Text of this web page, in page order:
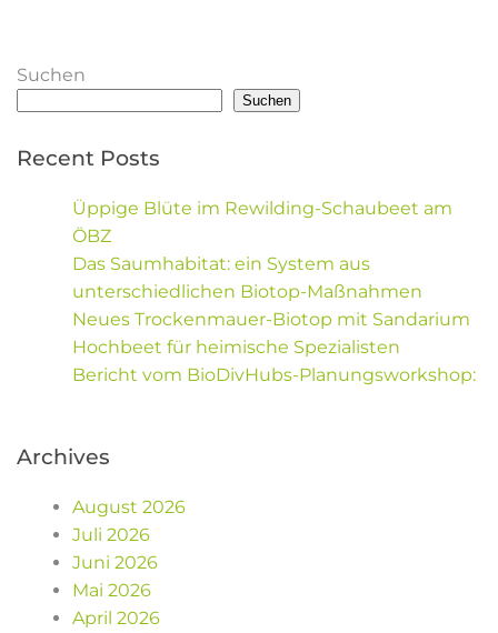
Obergiesing https://maps.app.goo.gl/dmLvCxgHnkF8rHgz6
Handschuhe/Arbeitskleidung/Kopfbedeckung mitbringen
Für Getränke und Snacks wird gesorgt!
Ansprechperson: andreas.schultz@stwm.de
Suchen
Suchen
Recent Posts
Üppige Blüte im Rewilding-Schaubeet am
ÖBZ
Das Saumhabitat: ein System aus
unterschiedlichen Biotop-Maßnahmen
Neues Trockenmauer-Biotop mit Sandarium
Hochbeet für heimische Spezialisten
Bericht vom BioDivHubs-Planungsworkshop:
Archives
August 2026
Juli 2026
Juni 2026
Mai 2026
April 2026